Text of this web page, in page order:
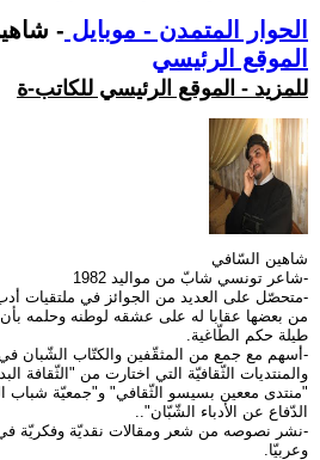
الحوار المتمدن - موبايل -
الموقع الرئيسي
للمزيد - الموقع الرئيسي للكاتب-ة
شاهين السّافي
-شاعر تونسي شابّ من مواليد 1982
-متحصّل على العديد من الجوائز في ملتقيات
من بعضها عقابا له على عشقه لوطنه وحلمه بأن
طيلة حكم الطّاغية.
-أسهم مع جمع من المثقّفين والكتّاب الشّبان
والمنتديات الثّقافيّة التي اختارت من "الثّقافة
"منتدى مععين بسيسو الثّقافي" و"جمعيّة شباب
الدّفاع عن الأدباء الشّبّان"..
-نشر نصوصه من شعر ومقالات نقديّة وفكريّة
وعربيّا.